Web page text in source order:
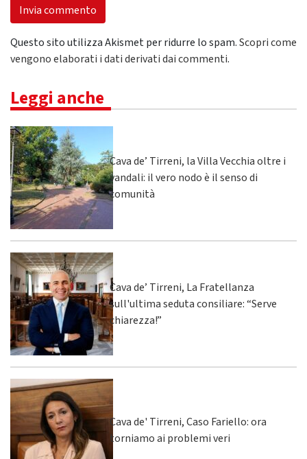
Questo sito utilizza Akismet per ridurre lo spam.Scopri come
vengono elaborati i dati derivati dai commenti.
Leggi anche
Cava de’ Tirreni, la Villa Vecchia oltre i
vandali: il vero nodo è il senso di
comunità
Cava de’ Tirreni, La Fratellanza
sull'ultima seduta consiliare: “Serve
chiarezza!”
Cava de' Tirreni, Caso Fariello: ora
torniamo ai problemi veri